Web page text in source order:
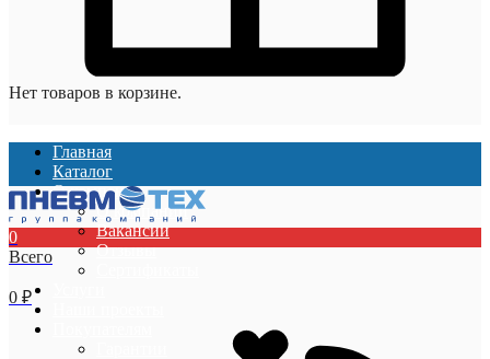
Нет товаров в корзине.
Главная
Каталог
О компании
О компании
Вакансии
Отзывы
0
Всего
0 ₽